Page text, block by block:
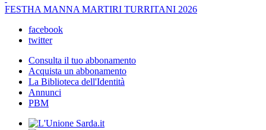
FESTHA MANNA MARTIRI TURRITANI 2026
facebook
twitter
Consulta il tuo abbonamento
Acquista un abbonamento
La Biblioteca dell'Identità
Annunci
PBM